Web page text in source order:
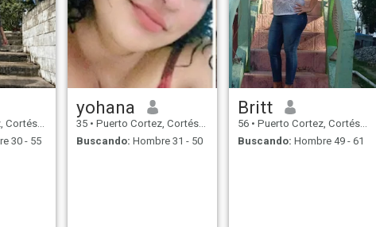
Honduras
30 - 55
yohana
35 • Puerto Cortez, Cortés, Honduras
Buscando: Hombre 31 - 50
Britt
56 • Puerto Cortez, Cortés, Honduras
Buscando: Hombre 49 - 61